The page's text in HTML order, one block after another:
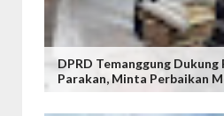
DPRD Temanggung Dukung
Parakan, Minta Perbaikan